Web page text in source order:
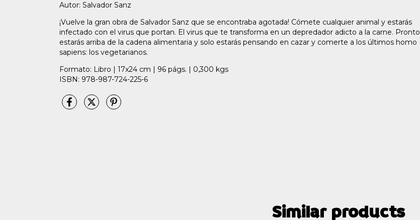
Autor: Salvador Sanz
¡Vuelve la gran obra de Salvador Sanz que se encontraba agotada! Cómete cualquier animal y estarás
infectado con el virus que portan. El virus que te transforma en un depredador adicto a la carne. Pronto
estarás arriba de la cadena alimentaria y solo estarás pensando en cazar y comerte a los últimos homo
sapiens: los vegetarianos.
Formato: Libro | 17x24 cm | 96 págs. | 0,300 kgs
ISBN: 978-987-724-225-6
Similar products